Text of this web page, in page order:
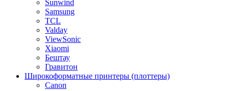
Sunwind
Samsung
TCL
Valday
ViewSonic
Xiaomi
Бештау
Гравитон
Широкоформатные принтеры (плоттеры)
Canon